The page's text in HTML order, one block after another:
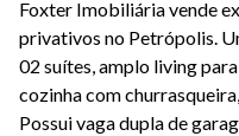
Foxter Imobiliária vende
privativos no Petrópolis.
02 suítes, amplo living
cozinha com
Possui vaga dupla de